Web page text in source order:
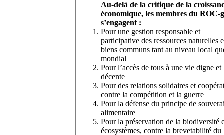
Au-delà de la critique de la
économique, les membres du ROC-
s’engagent :
Pour une gestion responsable et
participative des ressources naturelles
biens communs tant au niveau local
mondial
Pour l’accès de tous à une vie digne et
décente
Pour des relations solidaires et
contre la compétition et la guerre
Pour la défense du principe de
alimentaire
Pour la préservation de la biodiversité
écosystèmes, contre la brevetabilité du